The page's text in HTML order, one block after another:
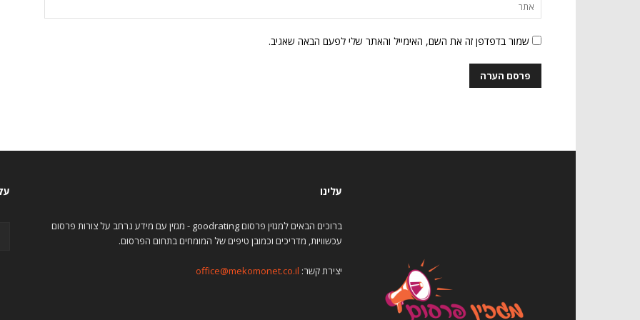
שמור בדפדפן זה את השם, האימייל והאתר שלי לפעם הבאה שאגיב.
עלינו
ברוכים הבאים למגזין פרסום goodrating - מגזין עם מידע נרחב על צורות פרסום
עכשוויות, מדריכים וכמובן טיפים של המומחים בתחום הפרסום.
יצירת קשר: office@mekomonet.co.il